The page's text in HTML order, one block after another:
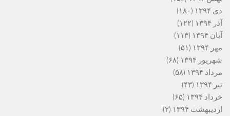
دی ۱۳۹۴
(۱۸۰)
آذر ۱۳۹۴
(۱۲۲)
آبان ۱۳۹۴
(۱۱۳)
مهر ۱۳۹۴
(۵۱)
شهریور ۱۳۹۴
(۶۸)
مرداد ۱۳۹۴
(۵۸)
تیر ۱۳۹۴
(۴۳)
خرداد ۱۳۹۴
(۶۵)
اردیبهشت ۱۳۹۴
(۲)